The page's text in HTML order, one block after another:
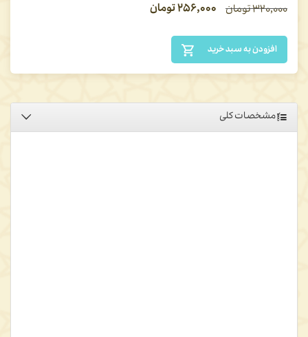
۳۲۰,۰۰۰تومان ۲۵۶,۰۰۰تومان
افزودن به سبد خرید
مشخصات کلی